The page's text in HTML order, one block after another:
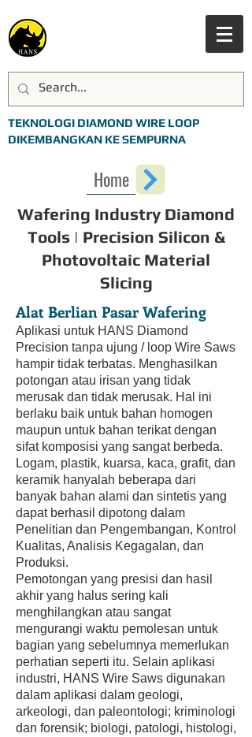
TEKNOLOGI DIAMOND WIRE LOOP
DIKEMBANGKAN KE SEMPURNA
Home
Wafering Industry Diamond
Tools | Precision Silicon &
Photovoltaic Material
Slicing
Alat Berlian Pasar Wafering
Aplikasi untuk HANS Diamond
Precision tanpa ujung / loop Wire Saws
hampir tidak terbatas. Menghasilkan
potongan atau irisan yang tidak
merusak dan tidak merusak. Hal ini
berlaku baik untuk bahan homogen
maupun untuk bahan terikat dengan
sifat komposisi yang sangat berbeda.
Logam, plastik, kuarsa, kaca, grafit, dan
keramik hanyalah beberapa dari
banyak bahan alami dan sintetis yang
dapat berhasil dipotong dalam
Penelitian dan Pengembangan, Kontrol
Kualitas, Analisis Kegagalan, dan
Produksi.
Pemotongan yang presisi dan hasil
akhir yang halus sering kali
menghilangkan atau sangat
mengurangi waktu pemolesan untuk
bagian yang sebelumnya memerlukan
perhatian seperti itu. Selain aplikasi
industri, HANS Wire Saws digunakan
dalam aplikasi dalam geologi,
arkeologi, dan paleontologi; kriminologi
dan forensik; biologi, patologi, histologi,